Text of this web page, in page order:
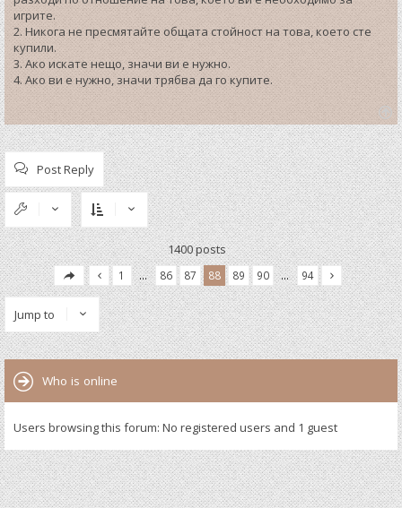
игрите.
2. Никога не пресмятайте общата стойност на това, което сте
купили.
3. Ако искате нещо, значи ви е нужно.
4. Ако ви е нужно, значи трябва да го купите.
T
o
p
Post Reply
1400 posts
1 … 86 87 88 89 90 … 94
Jump to
Who is online
Users browsing this forum: No registered users and 1 guest